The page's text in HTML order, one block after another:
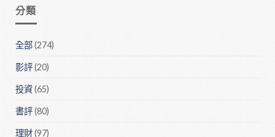
分類
全部(274)
影評(20)
投資(65)
書評(80)
理財(97)